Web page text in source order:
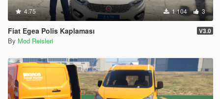
4.75 1 104 3
Fiat Egea Polis Kaplaması V3.0
By Mod Reisleri